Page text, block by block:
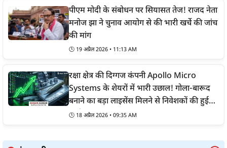
पीएम मोदी के संबोधन पर सियासत तेज! राजद नेता
मनोज झा ने चुनाव आयोग से की भारी खर्चे की जांच
की मांग
🕒 19 अप्रैल 2026 • 11:13 AM
रक्षा क्षेत्र की दिग्गज कंपनी Apollo Micro
Systems के शेयरों में भारी उछाल! गोला-बारूद
बनाने का बड़ा लाइसेंस मिलने से निवेशकों की हुई
चांदी
🕒 18 अप्रैल 2026 • 09:35 AM